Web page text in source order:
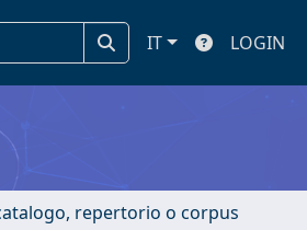
IT LOGIN
repertorio o corpus